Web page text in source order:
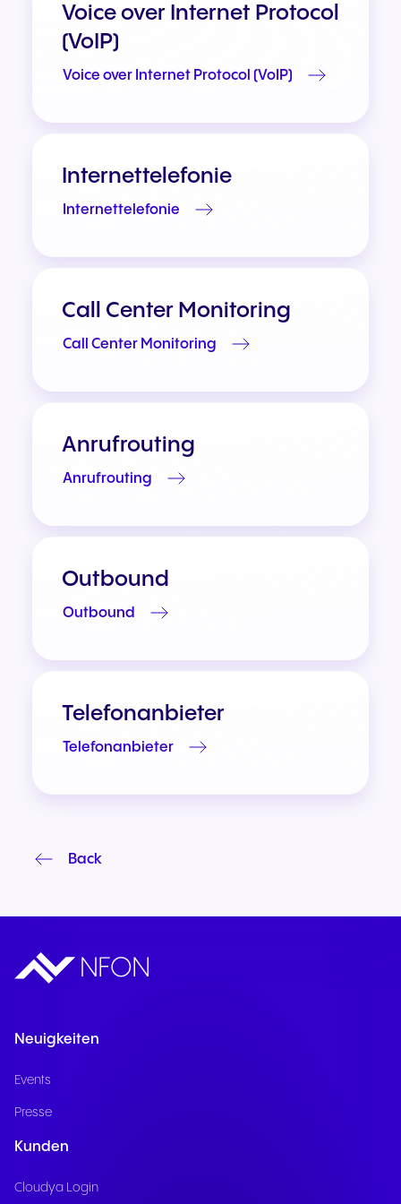
Voice over Internet Protocol
(VoIP)
Voice over Internet Protocol (VoIP)
Internettelefonie
Internettelefonie
Call Center Monitoring
Call Center Monitoring
Anrufrouting
Anrufrouting
Outbound
Outbound
Telefonanbieter
Telefonanbieter
Back
Neuigkeiten
Events
Presse
Kunden
Cloudya Login